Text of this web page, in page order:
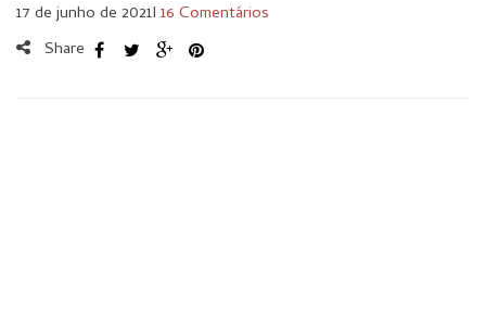
17 de junho de 2021I 16 Comentários
Share